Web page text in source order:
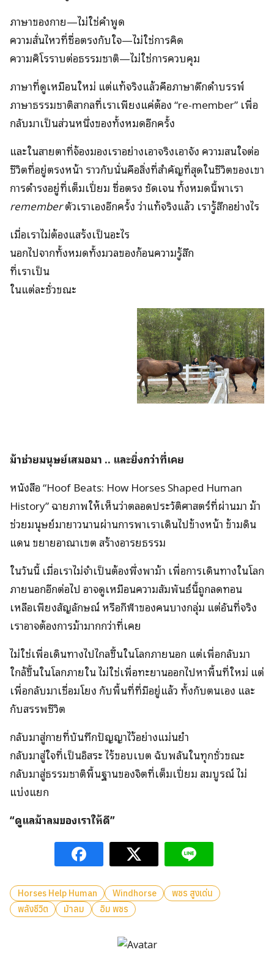
ภาษาของกาย—ไม่ใช่คำพูด
ความสั่นไหวที่ซื่อตรงกับใจ—ไม่ใช่การคิด
ความศิโรราบต่อธรรมชาติ—ไม่ใช่การควบคุม
ภาษาที่ดูเหมือนใหม่ แต่แท้จริงแล้วคือภาษาดึกดำบรรพ์
ภาษาธรรมชาติสากลที่เราเพียงแค่ต้อง “re-member” เพื่อ
กลับมาเป็นส่วนหนึ่งของทั้งหมดอีกครั้ง
และในสายตาที่จ้องมองเราอย่างเอาจริงเอาจัง ความสนใจต่อ
ชีวิตที่อยู่ตรงหน้า ราวกับนั่นคือสิ่งที่สำคัญที่สุดในชีวิตของเขา
การดำรงอยู่ที่เต็มเปี่ยม ซื่อตรง ชัดเจน ทั้งหมดนี้พาเรา
rememberตัวเราเองอีกครั้ง ว่าแท้จริงแล้ว เรารู้สึกอย่างไร
เมื่อเราไม่ต้องแสร้งเป็นอะไร
นอกไปจากทั้งหมดทั้งมวลของก้อนความรู้สึก
ที่เราเป็น
ในแต่ละชั่วขณะ
ม้าช่วยมนุษย์เสมอมา .. และยิ่งกว่าที่เคย
หนังสือ “Hoof Beats: How Horses Shaped Human
History” ฉายภาพให้เห็นว่าตลอดประวัติศาสตร์ที่ผ่านมา ม้า
ช่วยมนุษย์มายาวนานผ่านการพาเราเดินไปข้างหน้า ข้ามดิน
แดน ขยายอาณาเขต สร้างอารยธรรม
ในวันนี้ เมื่อเราไม่จำเป็นต้องพึ่งพาม้า เพื่อการเดินทางในโลก
ภายนอกอีกต่อไป อาจดูเหมือนความสัมพันธ์นี้ถูกลดทอน
เหลือเพียงสัญลักษณ์ หรือกีฬาของคนบางกลุ่ม แต่อันที่จริง
เราอาจต้องการม้ามากกว่าที่เคย
ไม่ใช่เพื่อเดินทางไปไกลขึ้นในโลกภายนอก แต่เพื่อกลับมา
ใกล้ขึ้นในโลกภายใน ไม่ใช่เพื่อทะยานออกไปหาพื้นที่ใหม่ แต่
เพื่อกลับมาเชื่อมโยง กับพื้นที่ที่มีอยู่แล้ว ทั้งกับตนเอง และ
กับสรรพชีวิต
กลับมาสู่กายที่บันทึกปัญญาไว้อย่างแม่นยำ
กลับมาสู่ใจที่เป็นอิสระ ไร้ขอบเบต ฉับพลันในทุกชั่วขณะ
กลับมาสู่ธรรมชาติพื้นฐานของจิตที่เต็มเปี่ยม สมบูรณ์ ไม่
แบ่งแยก
“ดูแลม้าลมของเราให้ดี”
Horses Help Human Windhorse
พชร สูงเด่น
พลังชีวิต
ม้าลม อิม พชร